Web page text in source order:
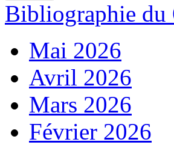
Bibliographie du
Mai 2026
Avril 2026
Mars 2026
Février 2026